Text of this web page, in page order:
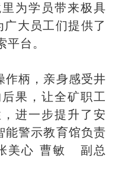
为学员带来极具
大员工们提供了
台。
柄，亲身感受井
果，让全矿职工
进一步提升了安
能警示教育馆负责
美心 曹敏 副总